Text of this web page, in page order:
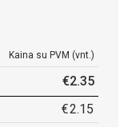
Kaina su PVM (vnt.)
€2.35
€2.15